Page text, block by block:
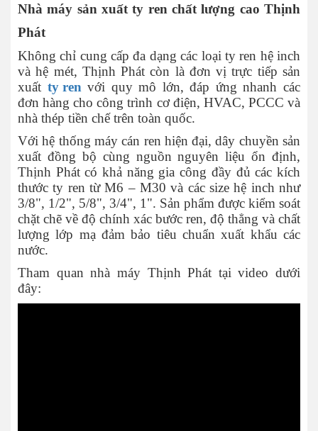
Nhà máy sản xuất ty ren chất lượng cao Thịnh
Phát
Không chỉ cung cấp đa dạng các loại ty ren hệ inch
và hệ mét, Thịnh Phát còn là đơn vị trực tiếp sản
xuất ty renvới quy mô lớn, đáp ứng nhanh các
đơn hàng cho công trình cơ điện, HVAC, PCCC và
nhà thép tiền chế trên toàn quốc.
Với hệ thống máy cán ren hiện đại, dây chuyền sản
xuất đồng bộ cùng nguồn nguyên liệu ổn định,
Thịnh Phát có khả năng gia công đầy đủ các kích
thước ty ren từ M6 – M30 và các size hệ inch như
3/8", 1/2", 5/8", 3/4", 1". Sản phẩm được kiểm soát
chặt chẽ về độ chính xác bước ren, độ thẳng và chất
lượng lớp mạ đảm bảo tiêu chuẩn xuất khẩu các
nước.
Tham quan nhà máy Thịnh Phát tại video dưới
đây: